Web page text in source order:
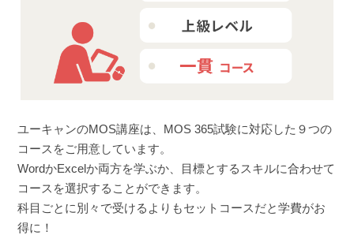
ユーキャンのMOS講座は、MOS 365試験に対応した９つの
コースをご用意しています。
WordかExcelか両方を学ぶか、目標とするスキルに合わせて
コースを選択することができます。
科目ごとに別々で受けるよりもセットコースだと学費がお
得に！